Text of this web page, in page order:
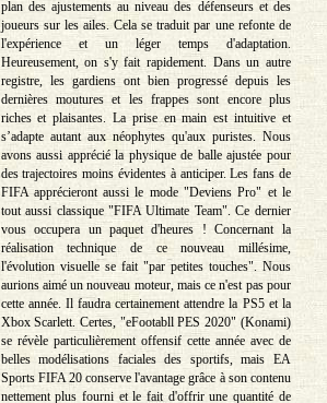
plan des ajustements au niveau des défenseurs et des
joueurs sur les ailes. Cela se traduit par une refonte de
l'expérience et un léger temps d'adaptation.
Heureusement, on s'y fait rapidement. Dans un autre
registre, les gardiens ont bien progressé depuis les
dernières moutures et les frappes sont encore plus
riches et plaisantes. La prise en main est intuitive et
s’adapte autant aux néophytes qu'aux puristes. Nous
avons aussi apprécié la physique de balle ajustée pour
des trajectoires moins évidentes à anticiper. Les fans de
FIFA apprécieront aussi le mode "Deviens Pro" et le
tout aussi classique "FIFA Ultimate Team". Ce dernier
vous occupera un paquet d'heures ! Concernant la
réalisation technique de ce nouveau millésime,
l'évolution visuelle se fait "par petites touches". Nous
aurions aimé un nouveau moteur, mais ce n'est pas pour
cette année. Il faudra certainement attendre la PS5 et la
Xbox Scarlett. Certes, "eFootabll PES 2020" (Konami)
se révèle particulièrement offensif cette année avec de
belles modélisations faciales des sportifs, mais EA
Sports FIFA 20 conserve l'avantage grâce à son contenu
nettement plus fourni et le fait d'offrir une quantité de